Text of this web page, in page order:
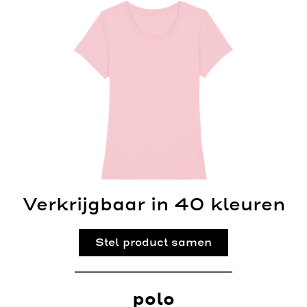
Verkrijgbaar in 40 kleuren
Stel product samen
polo